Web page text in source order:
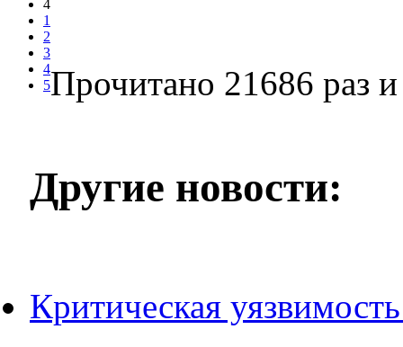
4
1
2
3
4
5Прочитано 21686 раз
Другие новости:
Критическая